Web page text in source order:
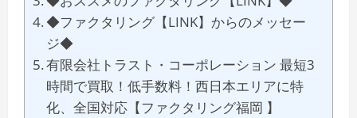
◆ファクタリング【LINK】からのメッセー
ジ◆
有限会社トラスト・コーポレーション 最短3
時間で買取！低手数料！西日本エリアに特
化、全国対応【ファクタリング福岡 】